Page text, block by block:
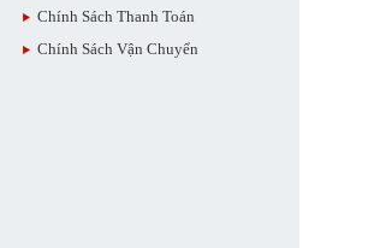
Chính Sách Thanh Toán
Chính Sách Vận Chuyển